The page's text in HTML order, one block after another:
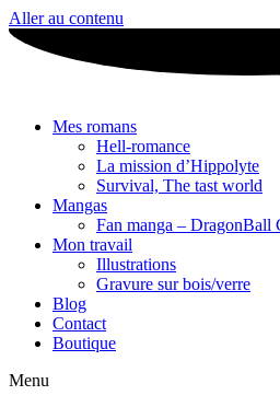
Aller au contenu
Mes romans
Hell-romance
La mission d’Hippolyte
Survival, The tast world
Mangas
Fan manga – DragonBall
Mon travail
Illustrations
Gravure sur bois/verre
Blog
Contact
Boutique
Menu